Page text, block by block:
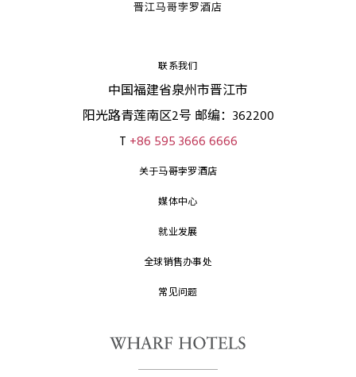
联系我们
中国福建省泉州市晋江市
阳光路青莲南区2号 邮编：362200
T +86 595 3666 6666
关于马哥孛罗酒店
媒体中心
就业发展
全球销售办事处
常见问题